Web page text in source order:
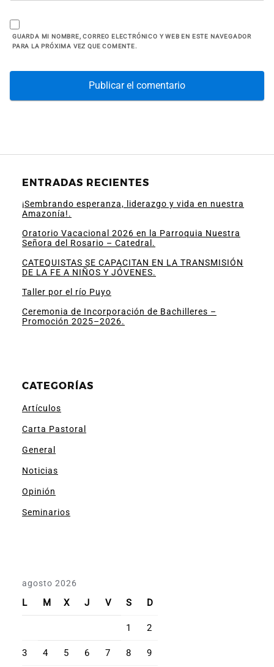
GUARDA MI NOMBRE, CORREO ELECTRÓNICO Y WEB EN ESTE NAVEGADOR
PARA LA PRÓXIMA VEZ QUE COMENTE.
ENTRADAS RECIENTES
¡Sembrando esperanza, liderazgo y vida en nuestra
Amazonía!.
Oratorio Vacacional 2026 en la Parroquia Nuestra
Señora del Rosario – Catedral.
CATEQUISTAS SE CAPACITAN EN LA TRANSMISIÓN
DE LA FE A NIÑOS Y JÓVENES.
Taller por el río Puyo
Ceremonia de Incorporación de Bachilleres –
Promoción 2025–2026.
CATEGORÍAS
Artículos
Carta Pastoral
General
Noticias
Opinión
Seminarios
agosto 2026
L M X J V S D
1 2
3 4 5 6 7 8 9